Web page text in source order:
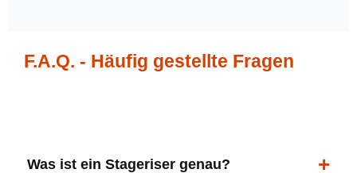
F.A.Q. - Häufig gestellte Fragen
Was ist ein Stageriser genau?